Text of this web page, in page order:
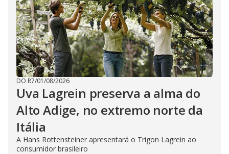
DO R7/01/08/2026
Uva Lagrein preserva a alma do
Alto Adige, no extremo norte da
Itália
A Hans Rottensteiner apresentará o Trigon Lagrein ao
consumidor brasileiro